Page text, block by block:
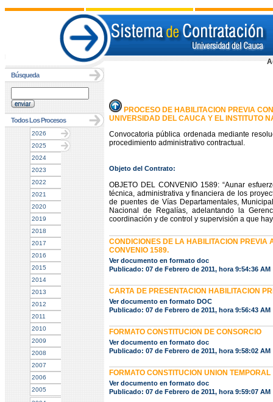
Búsqueda
Todos Los Procesos
2026
2025
2024
2023
2022
2021
2020
2019
2018
2017
2016
2015
2014
2013
2012
2011
2010
2009
2008
2007
2006
2005
PROCESO DE HABILITACION PREVIA
UNIVERSIDAD DEL CAUCA Y EL INSTITUTO
Convocatoria pública ordenada mediante
procedimiento administrativo contractual.
Objeto del Contrato:
OBJETO DEL CONVENIO 1589: “Aunar
técnica, administrativa y financiera de los
de puentes de Vías Departamentales,
Nacional de Regalías, adelantando la
coordinación y de control y supervisión a que
CONDICIONES DE LA HABILITACION PREVIA
CONVENIO 1589.
Ver documento en formato doc
Publicado: 07 de Febrero de 2011, hora 9:54:36 AM
CARTA DE PRESENTACION HABILITACION
Ver documento en formato DOC
Publicado: 07 de Febrero de 2011, hora 9:56:43 AM
FORMATO CONSTITUCION DE CONSORCIO
Ver documento en formato doc
Publicado: 07 de Febrero de 2011, hora 9:58:02 AM
FORMATO CONSTITUCION UNION TEMPORAL
Ver documento en formato doc
Publicado: 07 de Febrero de 2011, hora 9:59:07 AM